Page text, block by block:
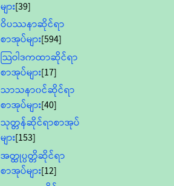
များ[39]
ဝိပဿနာဆိုင်ရာ
စာအုပ်များ[594]
သြဝါဒကထာဆိုင်ရာ
စာအုပ်များ[17]
သာသနာ၀င်ဆိုင်ရာ
စာအုပ်များ[40]
သုတ္တန်ဆိုင်ရာစာအုပ်
များ[153]
အတ္ထုပ္ပတ္တိဆိုင်ရာ
စာအုပ်များ[12]